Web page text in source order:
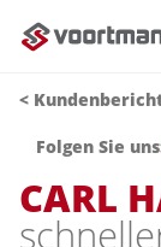
<
Folgen Sie
CARL